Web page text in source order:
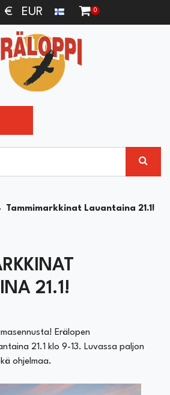
€ EUR 0
Tammimarkkinat Lauantaina 21.1!
21.1!
Erälopen
21.1 klo 9-13. Luvassa paljon
ohjelmaa.